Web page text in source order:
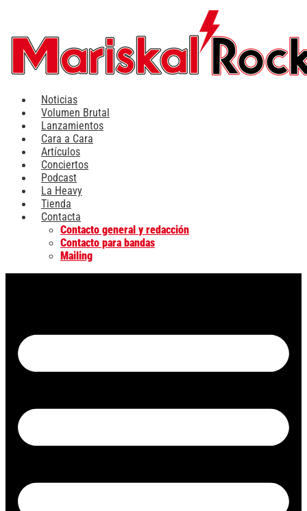
contenido
Noticias
Volumen Brutal
Lanzamientos
Cara a Cara
Artículos
Conciertos
Podcast
La Heavy
Tienda
Contacta
Contacto general y redacción
Contacto para bandas
Mailing